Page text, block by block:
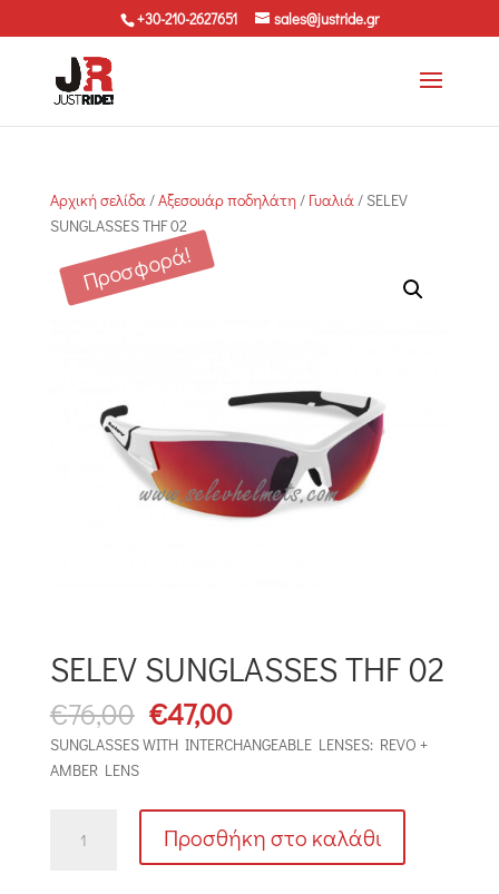
+30-210-2627651 sales@justride.gr
Αρχική σελίδα/Αξεσουάρ ποδηλάτη/ Γυαλιά/ SELEV
SUNGLASSES THF 02
Προσφορά!
SELEV SUNGLASSES THF 02
€76,00 Original
price
€47,00Η
τρέχουσα
€47,00.
SUNGLASSES WITH INTERCHANGEABLE LENSES: REVO +
AMBER LENS
SUNGLASSES
Προσθήκη στο καλάθι